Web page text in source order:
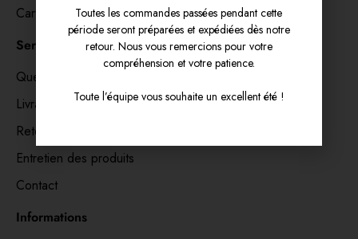
Cartes cadeaux 🎁
Service clients
Questions fréquentes
Livraison
Retours
Entretien des produits
Contact
Informations
Toutes les commandes passées pendant cette
période seront préparées et expédiées dès notre
retour. Nous vous remercions pour votre
compréhension et votre patience.
Toute l’équipe vous souhaite un excellent été !